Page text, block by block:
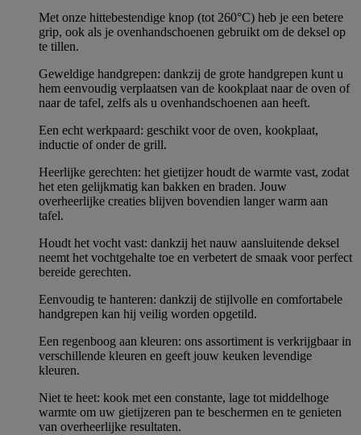
Met onze hittebestendige knop (tot 260°C) heb je een betere
grip, ook als je ovenhandschoenen gebruikt om de deksel op
te tillen.
Geweldige handgrepen: dankzij de grote handgrepen kunt u
hem eenvoudig verplaatsen van de kookplaat naar de oven of
naar de tafel, zelfs als u ovenhandschoenen aan heeft.
Een echt werkpaard: geschikt voor de oven, kookplaat,
inductie of onder de grill.
Heerlijke gerechten: het gietijzer houdt de warmte vast, zodat
het eten gelijkmatig kan bakken en braden. Jouw
overheerlijke creaties blijven bovendien langer warm aan
tafel.
Houdt het vocht vast: dankzij het nauw aansluitende deksel
neemt het vochtgehalte toe en verbetert de smaak voor perfect
bereide gerechten.
Eenvoudig te hanteren: dankzij de stijlvolle en comfortabele
handgrepen kan hij veilig worden opgetild.
Een regenboog aan kleuren: ons assortiment is verkrijgbaar in
verschillende kleuren en geeft jouw keuken levendige
kleuren.
Niet te heet: kook met een constante, lage tot middelhoge
warmte om uw gietijzeren pan te beschermen en te genieten
van overheerlijke resultaten.